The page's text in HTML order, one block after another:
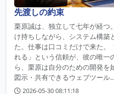
先渡しの約束
栗原誠は、独立して七年が経つ
け持ちしながら、システム構築
た。仕事は口コミだけで来た。
れる」という信頼が、彼の唯
ら、栗原は自分のための開発を
図示・共有できるウェブツール
2026-05-30 08:11:18